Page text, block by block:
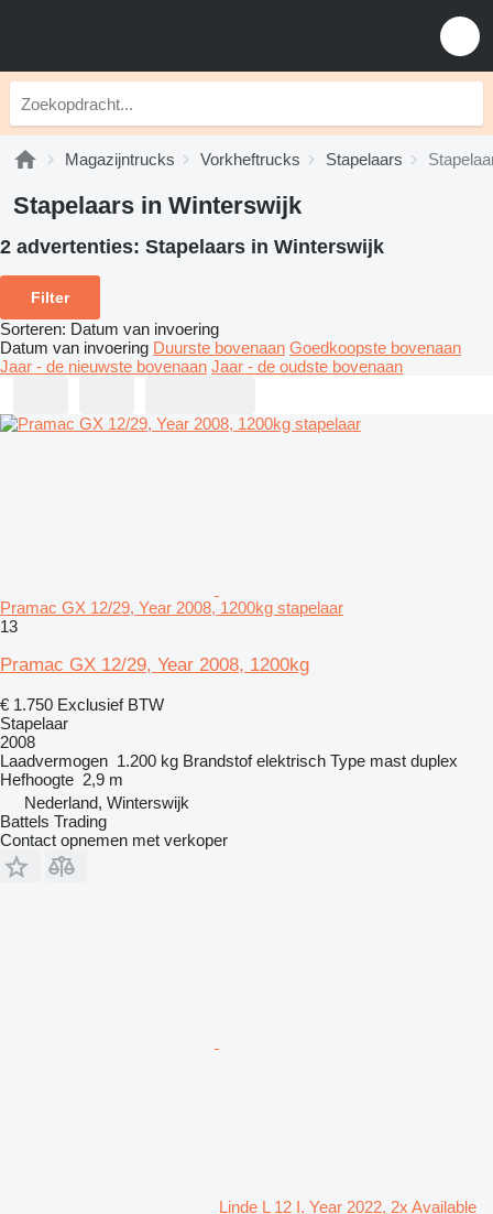
Magazijntrucks Vorkheftrucks Stapelaars
Stapelaars in Winterswijk
2 advertenties: Stapelaars in Winterswijk
Filter
Sorteren: Datum van invoering
Datum van invoering Duurste bovenaan Goedkoopste bovenaan
Jaar - de nieuwste bovenaan Jaar - de oudste bovenaan
Pramac GX 12/29, Year 2008, 1200kg stapelaar
13
Pramac GX 12/29, Year 2008, 1200kg
€ 1.750 Exclusief BTW
Stapelaar
2008
Laadvermogen 1.200 kg Brandstof elektrisch Type mast duplex
Hefhoogte 2,9 m
Nederland, Winterswijk
Battels Trading
Contact opnemen met verkoper
Linde L 12 I, Year 2022, 2x Available